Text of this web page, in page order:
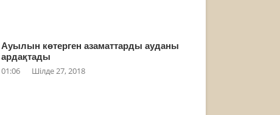
Ауылын көтерген азаматтарды ауданы
ардақтады
01:06 Шілде 27, 2018